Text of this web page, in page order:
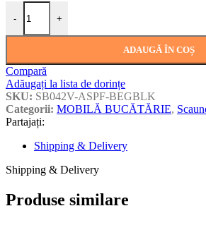
-
Cantitate Scaun de Bar SB-042 Velvet
+
ADAUGĂ ÎN COȘ
Compară
Adăugați la lista de dorințe
SKU: SB042V-ASPF-BEGBLK
Categorii: MOBILĂ BUCĂTĂRIE,
Partajați:
Shipping & Delivery
Shipping & Delivery
Produse similare